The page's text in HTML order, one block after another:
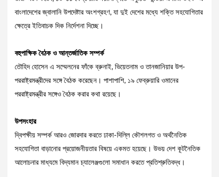
বাংলাদেশের জ্বালানি উপদেষ্টার অংশগ্রহণ, যা দুই দেশের মধ্যে শক্তি সহযোগিতার
ক্ষেত্রে ইতিবাচক দিক নির্দেশনা দিচ্ছে।
বহুপাক্ষিক বৈঠক ও আন্তর্জাতিক সম্পর্ক
তৌহিদ হোসেন এ সম্মেলনের ফাঁকে ব্রুনাই, ভিয়েতনাম ও তানজানিয়ার উপ-
পররাষ্ট্রমন্ত্রীদের সঙ্গে বৈঠক করেছেন। পাশাপাশি, ১৯ ফেব্রুয়ারি ওমানের
পররাষ্ট্রমন্ত্রীর সঙ্গেও বৈঠক করার কথা রয়েছে।
উপসংহার
দ্বিপক্ষীয় সম্পর্ক আরও জোরদার করতে ঢাকা-দিল্লি কৌশলগত ও অর্থনৈতিক
সহযোগিতা বাড়ানোর প্রয়োজনীয়তার বিষয়ে একমত হয়েছে। উভয় দেশ কূটনৈতিক
আলোচনার মাধ্যমে বিদ্যমান চ্যালেঞ্জগুলো সমাধান করতে প্রতিশ্রুতিবদ্ধ।